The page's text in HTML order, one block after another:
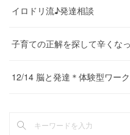
イロドリ流♪発達相談
子育ての正解を探して辛くな
12/14 脳と発達＊体験型ワー